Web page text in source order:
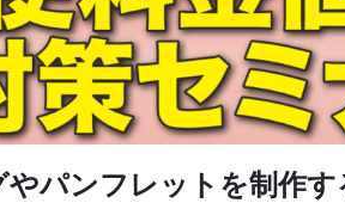
方針 個人情報・特定個人情
方針声明 SECURITY ACTIONの「
やパンフレットを制作す